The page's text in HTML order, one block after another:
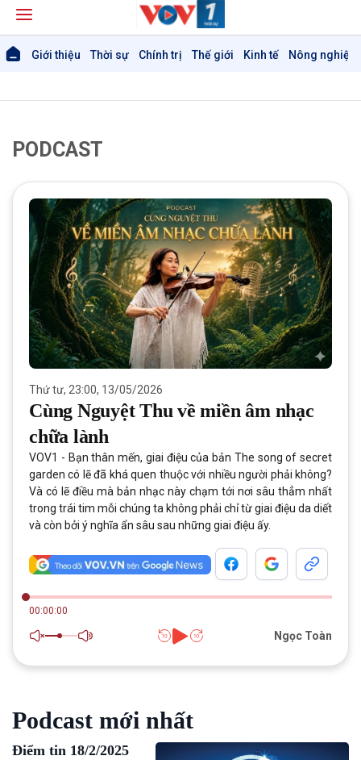
Giới thiệu Thời sự Chính trị Thế giới Kinh tế Nông nghiệp
Giới thiệu
Thời sự
Thời sự 6h
PODCAST
Thứ tư, 23:00, 13/05/2026
Cùng Nguyệt Thu về miền âm nhạc
chữa lành
VOV1 - Bạn thân mến, giai điệu của bản The song of secret
garden có lẽ đã khá quen thuộc với nhiều người phải không?
Và có lẽ điều mà bản nhạc này chạm tới nơi sâu thẳm nhất
trong trái tim mỗi chúng ta không phải chỉ từ giai điệu da diết
và còn bởi ý nghĩa ẩn sâu sau những giai điệu ấy.
00:00:00
Ngọc Toàn
Podcast mới nhất
Điểm tin 18/2/2025